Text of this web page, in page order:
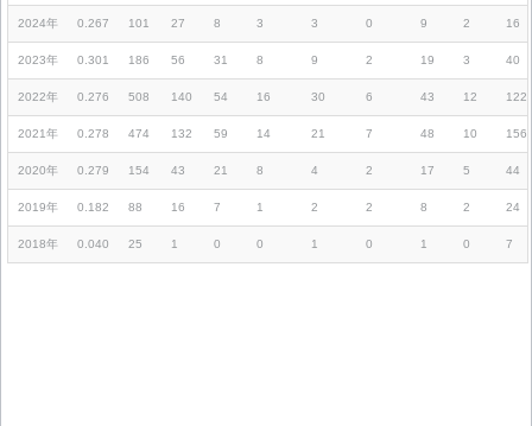
2024年 0.267 101 27 8 3 3 0 9 2 16
2023年 0.301 186 56 31 8 9 2 19 3 40
2022年 0.276 508 140 54 16 30 6 43 12 122
2021年 0.278 474 132 59 14 21 7 48 10 156
2020年 0.279 154 43 21 8 4 2 17 5 44
2019年 0.182 88 16 7 1 2 2 8 2 24
2018年 0.040 25 1 0 0 1 0 1 0 7